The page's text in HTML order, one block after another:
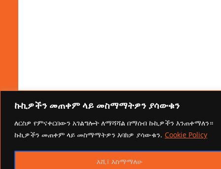
ኩኪዎችን መጠቀም ላይ መስማማትዎን ያሳውቁን
ለርስዎ የምናቀርበውን አገልግሎት ለማሻሻል በማሰብ ኩኪዎችን እንጠቀማለን።
ኩኪዎችን መጠቀም ላይ መስማማትዎን እባክዎ ያሳውቁን. Cookie Policy
እሺ፤ እስማማለሁ